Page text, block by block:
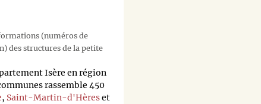
(numéros de
des structures de la petite
Isère en région
rassemble 450
, Saint-Martin-d'Hèreset